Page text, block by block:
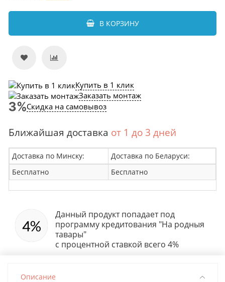
В КОРЗИНУ
Купить в 1 клик
Заказать монтаж
Скидка на самовывоз
Ближайшая доставка от 1 до 3 дней
Доставка по Минску:
Доставка по Беларуси:
Бесплатно
Бесплатно
Данный продукт попадает под
программу кредитования "На родныя
тавары"
с процентной ставкой всего 4%
Описание